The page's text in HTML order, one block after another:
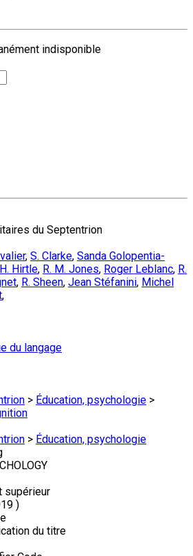
indisponible
du Septentrion
, S. Clarke, Sanda Golopentia-
Hirtle, R. M. Jones, Roger Leblanc, R.
, R. Sheen, Jean Stéfanini, Michel
,
du langage
> Éducation, psychologie >
> Éducation, psychologie
supérieur
)
du titre